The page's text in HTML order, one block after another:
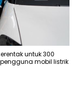
untuk 300
mobil listrik